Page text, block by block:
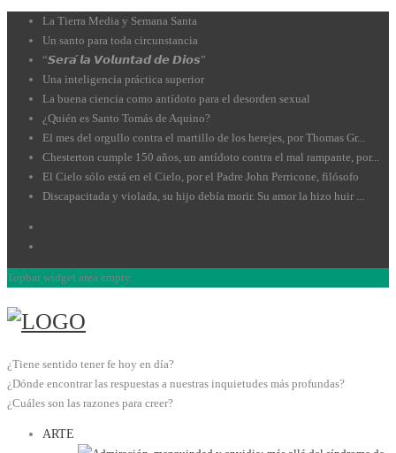
La Tierra Media y Semana Santa
Un santo para toda circunstancia
“𝙎𝙚𝙧𝙖́ 𝙡𝙖 𝙑𝙤𝙡𝙪𝙣𝙩𝙖𝙙 𝙙𝙚 𝘿𝙞𝙤𝙨”
Una inteligencia práctica superior
La buena ciencia como antídoto para el desorden sexual
¿Quién es Santo Tomás de Aquino?
El mes del orgullo contra el martillo de los herejes, por Thomas Gr...
Chesterton cumple 150 años, un antídoto contra el mal rampante, por...
El Cielo sólo está en el Cielo, por el Padre John Perricone, filósofo
Discapacitada y violada, su hijo debía morir. Su amor la hizo huir ...
Topbar widget area empty.
¿Tiene sentido tener fe hoy en día?
¿Dónde encontrar las respuestas a nuestras inquietudes más profundas?
¿Cuáles son las razones para creer?
ARTE